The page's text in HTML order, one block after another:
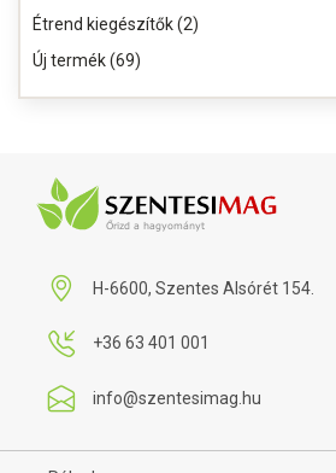
Étrend kiegészítők (2)
Új termék (69)
H-6600, Szentes Alsórét 154.
+36 63 401 001
info@szentesimag.hu